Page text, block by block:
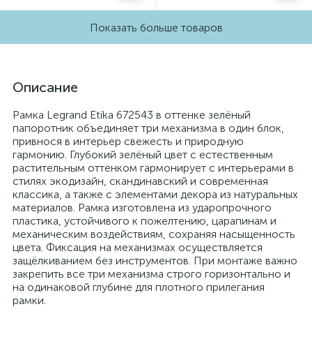
Показать больше товаров
Описание
Рамка Legrand Etika 672543 в оттенке зелёный
папоротник объединяет три механизма в один блок,
привнося в интерьер свежесть и природную
гармонию. Глубокий зелёный цвет с естественным
растительным оттенком гармонирует с интерьерами в
стилях экодизайн, скандинавский и современная
классика, а также с элементами декора из натуральных
материалов. Рамка изготовлена из ударопрочного
пластика, устойчивого к пожелтению, царапинам и
механическим воздействиям, сохраняя насыщенность
цвета. Фиксация на механизмах осуществляется
защёлкиванием без инструментов. При монтаже важно
закрепить все три механизма строго горизонтально и
на одинаковой глубине для плотного прилегания
рамки.